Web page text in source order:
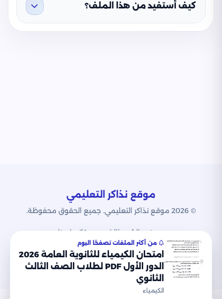
كيف أستفيد من هذا الملف؟
موقع نذاكر التعليمي
© 2026 موقع نذاكر التعليمي. جميع الحقوق محفوظة.
من نحن الشروطالخصوصيةاتصل بنا
من أكثر الملفات تصفحًا اليوم
امتحان الكيمياء للثانوية العامة 2026
الدور الأول PDF لطلاب الصف الثالث
الثانوي
الكيمياء